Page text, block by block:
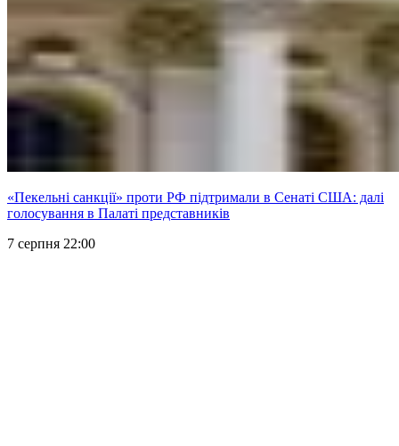
«Пекельні санкції» проти РФ підтримали в Сенаті США: далі
голосування в Палаті представників
7 серпня 22:00